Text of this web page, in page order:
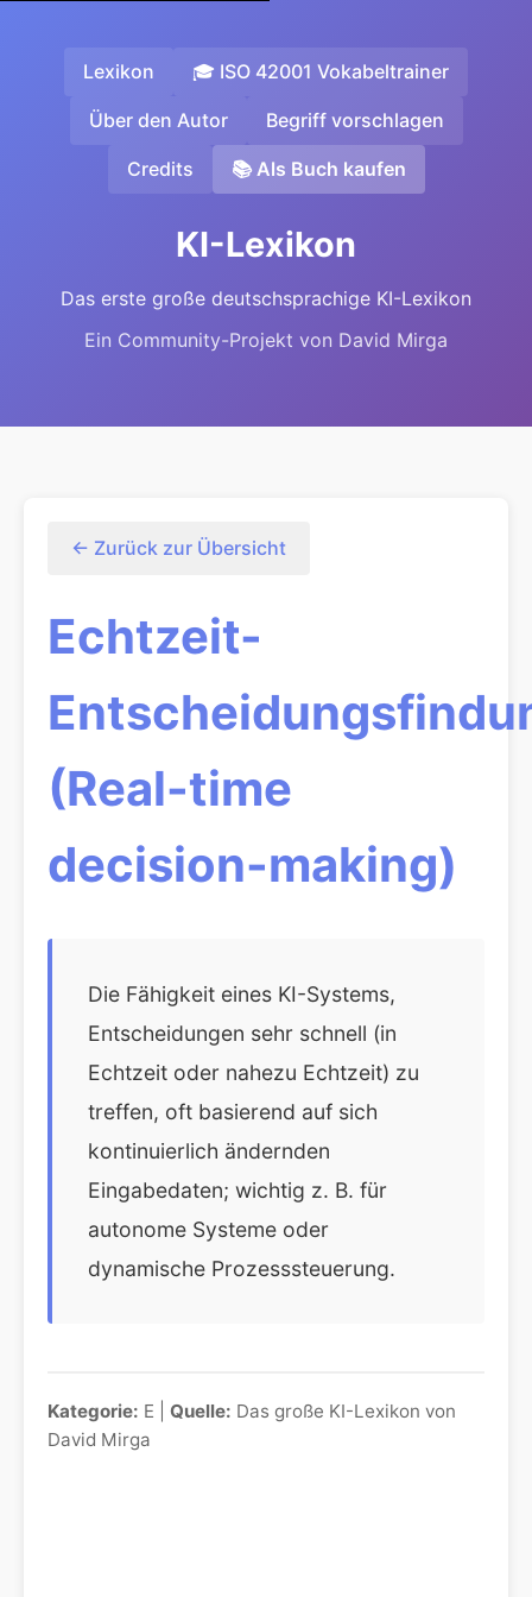
Lexikon 🎓 ISO 42001 Vokabeltrainer
Über den Autor Begriff vorschlagen
Credits 📚 Als Buch kaufen
KI-Lexikon
Das erste große deutschsprachige KI-Lexikon
Ein Community-Projekt von David Mirga
← Zurück zur Übersicht
Echtzeit-
(Real-time
decision-making)
Die Fähigkeit eines KI-Systems,
Entscheidungen sehr schnell (in
Echtzeit oder nahezu Echtzeit) zu
treffen, oft basierend auf sich
kontinuierlich ändernden
Eingabedaten; wichtig z. B. für
autonome Systeme oder
dynamische Prozesssteuerung.
Kategorie: E | Quelle: Das große KI-Lexikon von
David Mirga